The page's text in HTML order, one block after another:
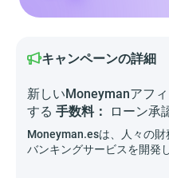
キャンペーンの詳細
新しいMoneymanアフ
する 手数料： ローン承
Moneyman.esは、人々の
バンキングサービスを開発